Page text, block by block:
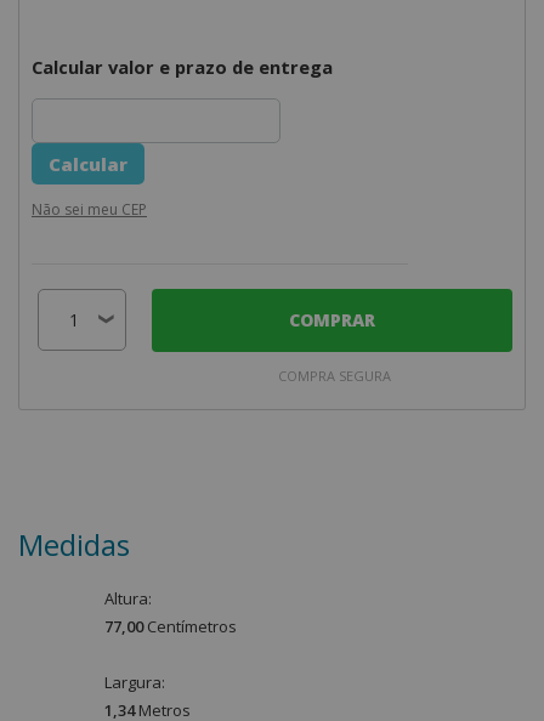
Calcular valor e prazo de entrega
Não sei meu CEP
COMPRAR
COMPRA SEGURA
Medidas
Altura:
77,00 Centímetros
Largura:
1,34 Metros